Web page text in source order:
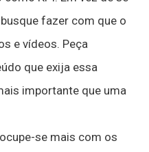
fazer com que o
e vídeos. Peça
que exija essa
importante que uma
se mais com os